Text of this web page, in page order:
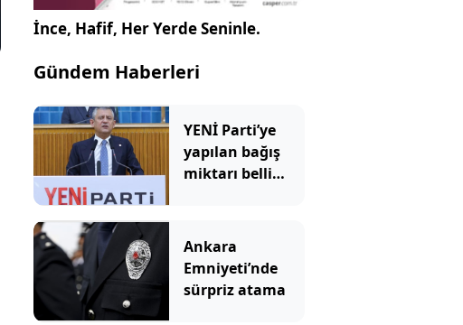
İnce, Hafif, Her Yerde Seninle.
Gündem Haberleri
YENİ Parti’ye
yapılan bağış
miktarı belli
Ankara
Emniyeti’nde
sürpriz atama